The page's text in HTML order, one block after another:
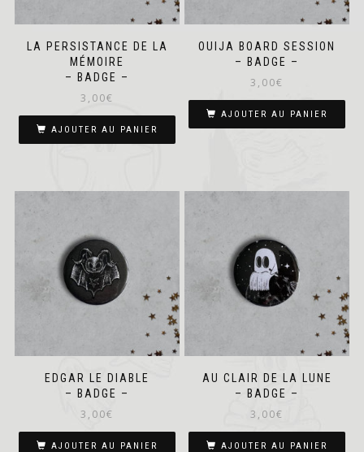
LA PERSISTANCE DE LA
MÉMOIRE
– BADGE –
3,00€
AJOUTER AU PANIER
OUIJA BOARD SESSION
– BADGE –
3,00€
AJOUTER AU PANIER
EDGAR LE DIABLE
– BADGE –
3,00€
AJOUTER AU PANIER
AU CLAIR DE LA LUNE
– BADGE –
3,00€
AJOUTER AU PANIER